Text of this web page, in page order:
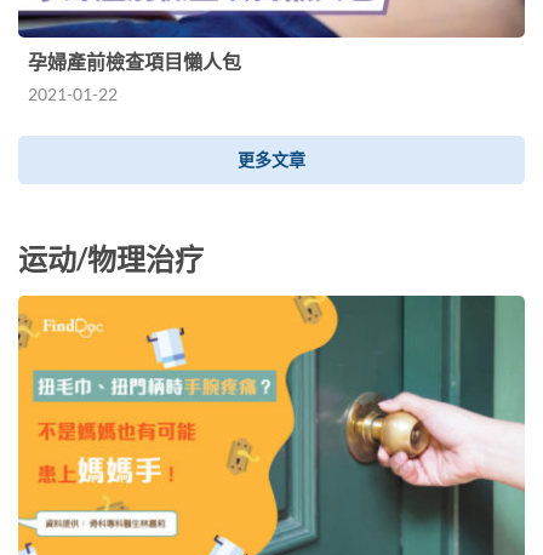
孕婦產前檢查項目懶人包
2021-01-22
更多文章
运动/物理治疗